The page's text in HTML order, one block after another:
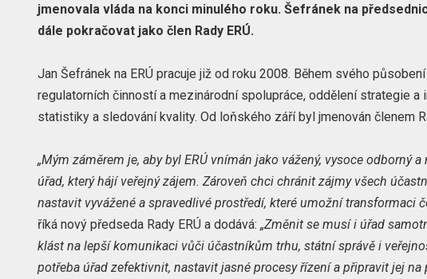
jmenovala vláda na konci minulého roku. Šefránek na
dále pokračovat jako člen Rady ERÚ.
Jan Šefránek na ERÚ pracuje již od roku 2008. Během svého
regulatorních činností a mezinárodní spolupráce, oddělení strategie
statistiky a sledování kvality. Od loňského září byl jmenován členem
„Mým záměrem je, aby byl ERÚ vnímán jako vážený, vysoce odborný
úřad, který hájí veřejný zájem. Zároveň chci chránit zájmy všech
nastavit vyvážené a spravedlivé prostředí, které umožní transformaci
říká nový předseda Rady ERÚ a dodává:„Změnit se musí i úřad
klást na lepší komunikaci vůči účastníkům trhu, státní správě i
potřeba úřad zefektivnit, nastavit jasné procesy řízení a připravit jej na